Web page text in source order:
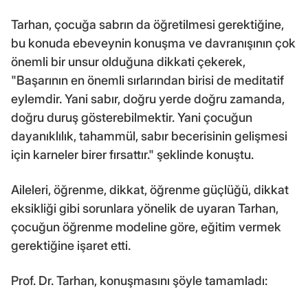
Tarhan, çocuğa sabrın da öğretilmesi gerektiğine,
bu konuda ebeveynin konuşma ve davranışının çok
önemli bir unsur olduğuna dikkati çekerek,
"Başarının en önemli sırlarından birisi de meditatif
eylemdir. Yani sabır, doğru yerde doğru zamanda,
doğru duruş gösterebilmektir. Yani çocuğun
dayanıklılık, tahammül, sabır becerisinin gelişmesi
için karneler birer fırsattır." şeklinde konuştu.
Aileleri, öğrenme, dikkat, öğrenme güçlüğü, dikkat
eksikliği gibi sorunlara yönelik de uyaran Tarhan,
çocuğun öğrenme modeline göre, eğitim vermek
gerektiğine işaret etti.
Prof. Dr. Tarhan, konuşmasını şöyle tamamladı: